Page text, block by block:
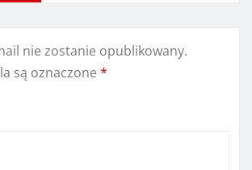
nie zostanie opublikowany.
są oznaczone *